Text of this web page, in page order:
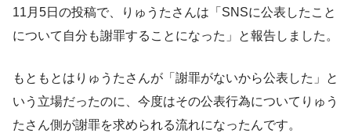
11月5日の投稿で、りゅうたさんは「SNSに公表したこと
について自分も謝罪することになった」と報告しました。
もともとはりゅうたさんが「謝罪がないから公表した」と
いう立場だったのに、今度はその公表行為についてりゅう
たさん側が謝罪を求められる流れになったんです。